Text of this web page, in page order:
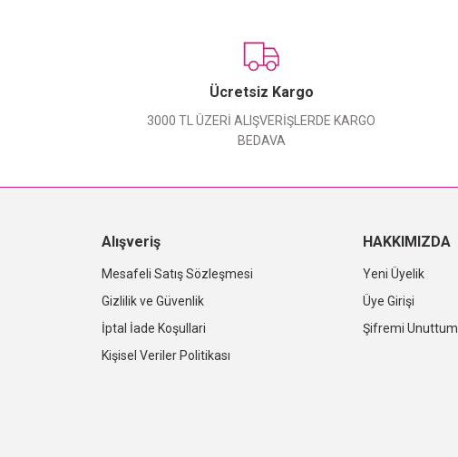
Ücretsiz Kargo
3000 TL ÜZERİ ALIŞVERİŞLERDE KARGO
BEDAVA
Alışveriş
Mesafeli Satış Sözleşmesi
Gizlilik ve Güvenlik
İptal İade Koşullari
Kişisel Veriler Politikası
HAKKIMIZDA
Yeni Üyelik
Üye Girişi
Şifremi Unuttum